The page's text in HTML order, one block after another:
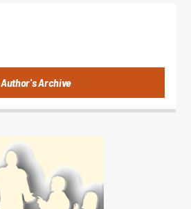
Author's Archive